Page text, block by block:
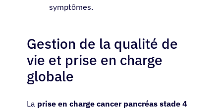
symptômes.
Gestion de la qualité de
vie et prise en charge
globale
La prise en charge cancer pancréas stade 4